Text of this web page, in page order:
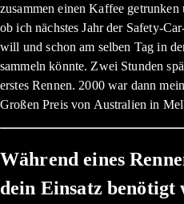
zusammen einen Kaffee
ob ich nächstes Jahr der Safety-
will und schon am selben Tag in
sammeln könnte. Zwei Stunden
erstes Rennen. 2000 war dann
Großen Preis von Australien in
Während eines
dein Einsatz benötigt